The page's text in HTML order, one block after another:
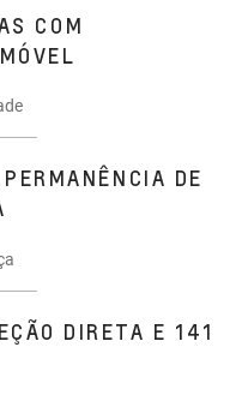
COM
DE
DIRETA E 141